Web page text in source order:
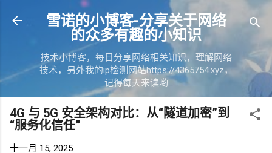
跳至主
雪诺的小博客-分享关于网络
的众多有趣的小知识
技术小博客，每日分享网络相关知识，理解网络
技术，另外我的ip检测网站https://4365754.xyz，
记得每天来读哟
4G 与 5G 安全架构对比：从“隧道加密”到
“服务化信任”
十一月 15, 2025